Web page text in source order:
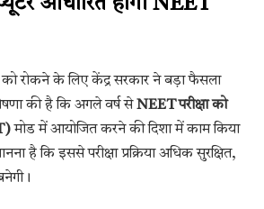
आधारित होगी NEET
रोकने के लिए केंद्र सरकार ने बड़ा फैसला
की है कि अगले वर्ष सेNEET परीक्षा को
मोड में आयोजित करने की दिशा में काम किया
है कि इससे परीक्षा प्रक्रिया अधिक सुरक्षित,